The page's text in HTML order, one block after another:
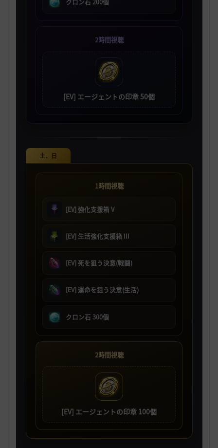
2時間視聴
[EV] エージェントの印章 50個
土、日
1時間視聴
[EV] 強化支援箱 V
[EV] 生活強化支援箱 III
[EV] 死を狙う決意(戦闘)
[EV] 運命を狙う決意(生活)
クロン石 300個
2時間視聴
[EV] エージェントの印章 100個